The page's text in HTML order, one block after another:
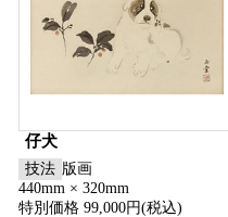
仔犬
技法 版画
440mm × 320mm
特別価格 99,000円(税込)